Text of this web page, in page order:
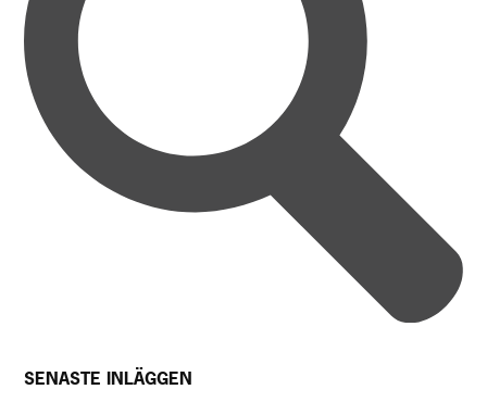
SENASTE INLÄGGEN